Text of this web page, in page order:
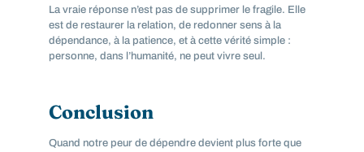
La vraie réponse n’est pas de supprimer le fragile. Elle
est de restaurer la relation, de redonner sens à la
dépendance, à la patience, et à cette vérité simple :
personne, dans l’humanité, ne peut vivre seul.
Conclusion
Quand notre peur de dépendre devient plus forte que